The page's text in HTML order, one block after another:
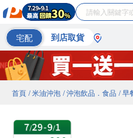
宅配 到店取貨
首頁 / 米油沖泡 / 沖泡飲品．食品 / 早